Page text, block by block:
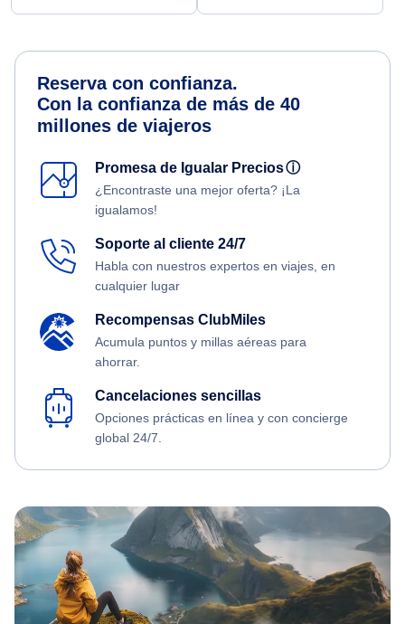
Reserva con confianza.
Con la confianza de más de 40
millones de viajeros
Promesa de Igualar Preciosⓘ
¿Encontraste una mejor oferta? ¡La
igualamos!
Soporte al cliente 24/7
Habla con nuestros expertos en viajes, en
cualquier lugar
Recompensas ClubMiles
Acumula puntos y millas aéreas para
ahorrar.
Cancelaciones sencillas
Opciones prácticas en línea y con concierge
global 24/7.